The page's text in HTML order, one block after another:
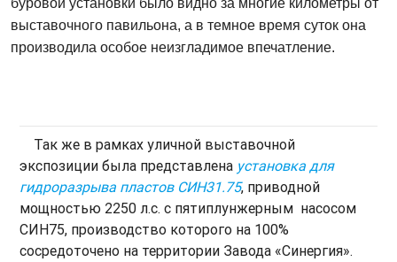
буровой установки было видно за многие километры от
выставочного павильона, а в темное время суток она
производила особое неизгладимое впечатление.
Так же в рамках уличной выставочной
экспозиции была представлена установка для
гидроразрыва пластов СИН31.75, приводной
мощностью 2250 л.с. с пятиплунжерным насосом
СИН75, производство которого на 100%
сосредоточено на территории Завода «Синергия».